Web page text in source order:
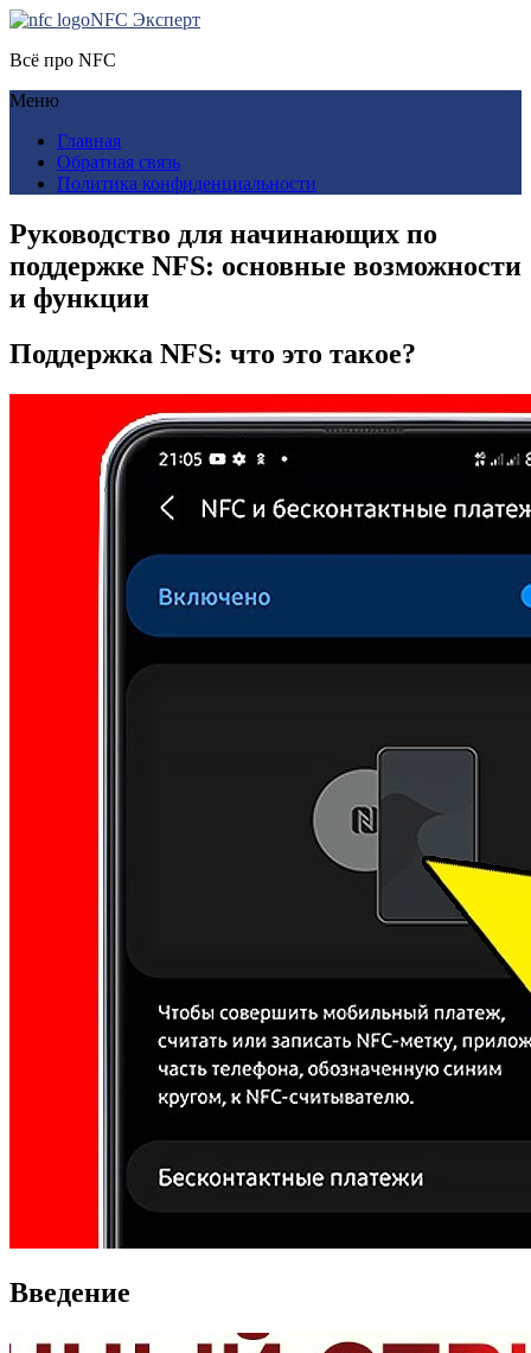
NFC Эксперт
Всё про NFC
Меню
Главная
Обратная связь
Политика конфиденциальности
Руководство для начинающих по
поддержке NFS: основные возможности
и функции
Поддержка NFS: что это такое?
Введение